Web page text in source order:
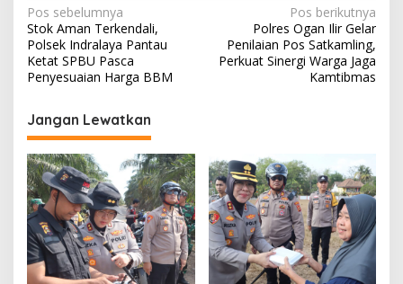
N
a
v
i
g
a
s
i
p
o
s
Pos sebelumnya
Stok Aman Terkendali,
Polsek Indralaya Pantau
Ketat SPBU Pasca
Penyesuaian Harga BBM
Pos berikutnya
Polres Ogan Ilir Gelar
Penilaian Pos Satkamling,
Perkuat Sinergi Warga Jaga
Kamtibmas
Jangan Lewatkan